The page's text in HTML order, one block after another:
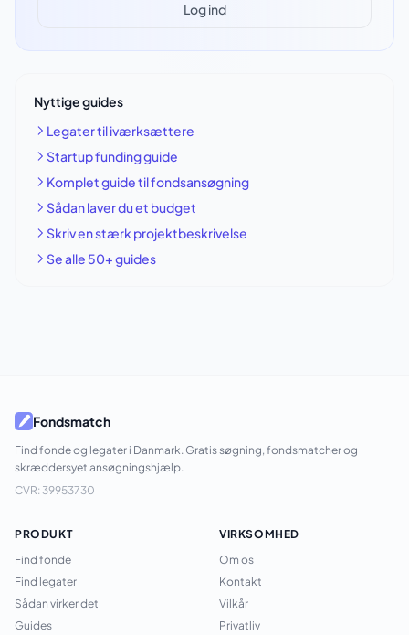
Log ind
Nyttige guides
Legater til iværksættere
Startup funding guide
Komplet guide til fondsansøgning
Sådan laver du et budget
Skriv en stærk projektbeskrivelse
Se alle 50+ guides
Fondsmatch
Find fonde og legater i Danmark. Gratis søgning, fondsmatcher og
skræddersyet ansøgningshjælp.
CVR: 39953730
PRODUKT
Find fonde
Find legater
Sådan virker det
Guides
VIRKSOMHED
Om os
Kontakt
Vilkår
Privatliv